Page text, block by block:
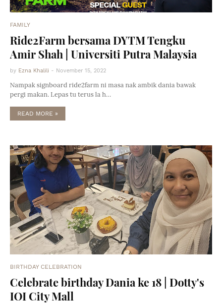
FAMILY
Ride2Farm bersama DYTM Tengku
Amir Shah | Universiti Putra Malaysia
by Ezna Khalili - November 15, 2022
Nampak signboard ride2farm ni masa nak ambik dania bawak
pergi makan. Lepas tu terus la h…
READ MORE »
BIRTHDAY CELEBRATION
Celebrate birthday Dania ke 18 | Dotty's
IOI City Mall